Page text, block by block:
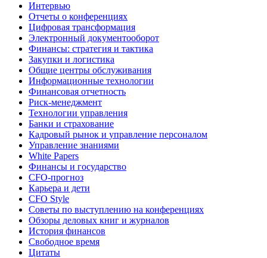
Интервью
Отчеты о конференциях
Цифровая трансформация
Электронный документооборот
Финансы: стратегия и тактика
Закупки и логистика
Общие центры обслуживания
Информационные технологии
Финансовая отчетность
Риск-менеджмент
Технологии управления
Банки и страхование
Кадровый рынок и управление персоналом
Управление знаниями
White Papers
Финансы и государство
CFO-прогноз
Карьера и дети
CFO Style
Советы по выступлению на конференциях
Обзоры деловых книг и журналов
История финансов
Свободное время
Цитаты